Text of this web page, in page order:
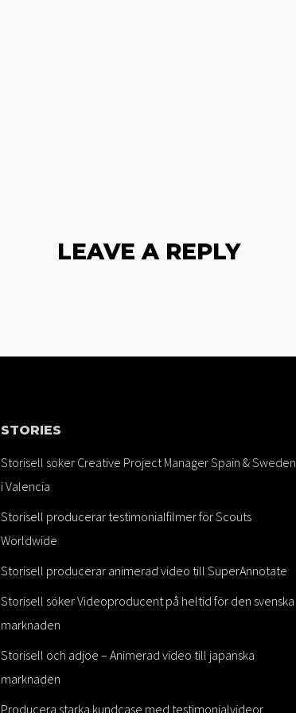
LEAVE A REPLY
STORIES
Storisell söker Creative Project Manager Spain & Sweden
i Valencia
Storisell producerar testimonialfilmer för Scouts
Worldwide
Storisell producerar animerad video till SuperAnnotate
Storisell söker Videoproducent på heltid för den svenska
marknaden
Storisell och adjoe – Animerad video till japanska
marknaden
Producera starka kundcase med testimonialvideor